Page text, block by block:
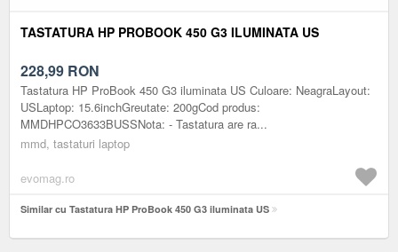
TASTATURA HP PROBOOK 450 G3 ILUMINATA US
228,99 RON
Tastatura HP ProBook 450 G3 iluminata US Culoare: NeagraLayout:
USLaptop: 15.6inchGreutate: 200gCod produs:
MMDHPCO3633BUSSNota: - Tastatura are ra...
mmd, tastaturi laptop
evomag.ro
Similar cu Tastatura HP ProBook 450 G3 iluminata US